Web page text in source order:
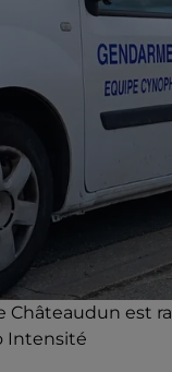
Châteaudun est
Intensité